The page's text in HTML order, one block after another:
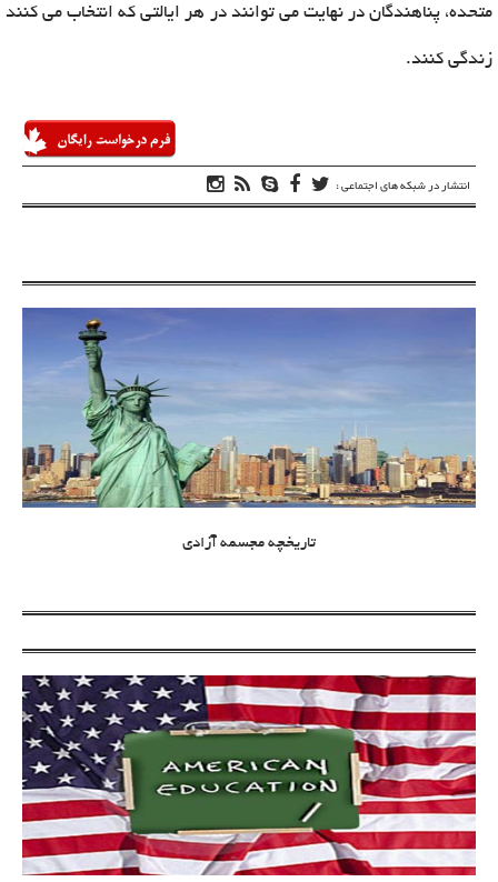
متحده، پناهندگان در نهایت می توانند در هر ایالتی که انتخاب می کنند
زندگی کنند.
انتشار در شبکه های اجتماعی :
تاریخچه مجسمه آزادی